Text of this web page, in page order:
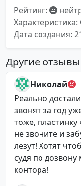
Рейтинг:
Дата создания:
Другие
Николай
Реально
звонят за год
тоже, пластинку
не звоните и
лезут! Хотят
судя по
контора!